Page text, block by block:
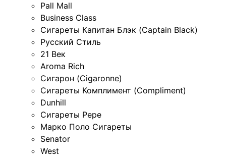
Pall Mall
Business Class
Сигареты Капитан Блэк (Captain Black)
Русский Стиль
21 Век
Aroma Rich
Сигарон (Cigaronne)
Сигареты Комплимент (Compliment)
Dunhill
Сигареты Pepe
Марко Поло Сигареты
Senator
West